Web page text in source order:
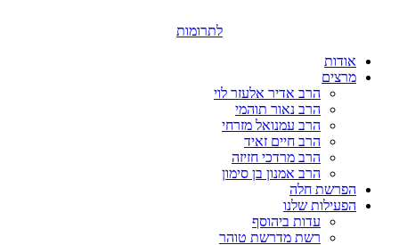
לתרומות
אודות
מרצים
הרב אדיר אלעזר לוי
הרב נאור תוהמי
הרב עמנואל מזרחי
הרב חיים זאיד
הרב מרדכי חזיזה
הרב אמנון בן סימון
הפרשת חלה
הפעילות שלנו
עדות ביהוסף
רשת מדרשת טוהר